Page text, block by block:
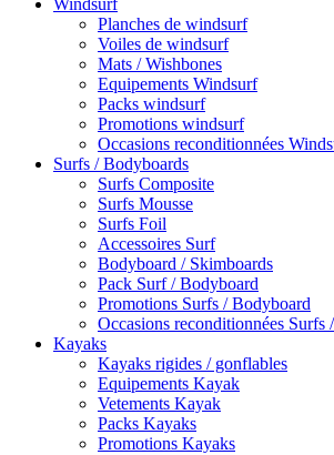
Windsurf
Planches de windsurf
Voiles de windsurf
Mats / Wishbones
Equipements Windsurf
Packs windsurf
Promotions windsurf
Occasions reconditionnées
Surfs / Bodyboards
Surfs Composite
Surfs Mousse
Surfs Foil
Accessoires Surf
Bodyboard / Skimboards
Pack Surf / Bodyboard
Promotions Surfs / Bodyboard
Occasions reconditionnées Surfs
Kayaks
Kayaks rigides / gonflables
Equipements Kayak
Vetements Kayak
Packs Kayaks
Promotions Kayaks